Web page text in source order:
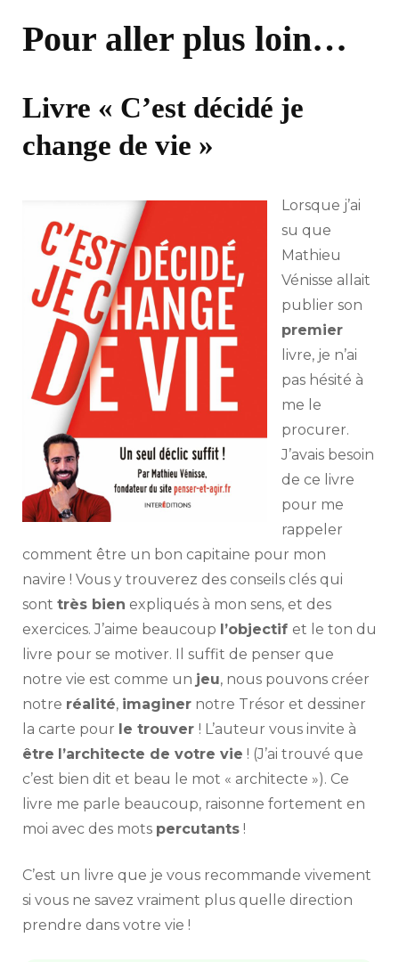
Pour aller plus loin…
Livre « C’est décidé je
change de vie »
Lorsque j’ai
su que
Mathieu
Vénisse allait
publier son
premier
livre, je n’ai
pas hésité à
me le
procurer.
J’avais besoin
de ce livre
pour me
rappeler
comment être un bon capitaine pour mon
navire ! Vous y trouverez des conseils clés qui
sont très bien expliqués à mon sens, et des
exercices. J’aime beaucoup l’objectif et le ton du
livre pour se motiver. Il suffit de penser que
notre vie est comme un jeu, nous pouvons créer
notre réalité, imaginer notre Trésor et dessiner
la carte pour le trouver ! L’auteur vous invite à
être l’architecte de votre vie ! (J’ai trouvé que
c’est bien dit et beau le mot « architecte »). Ce
livre me parle beaucoup, raisonne fortement en
moi avec des mots percutants !
C’est un livre que je vous recommande vivement
si vous ne savez vraiment plus quelle direction
prendre dans votre vie !